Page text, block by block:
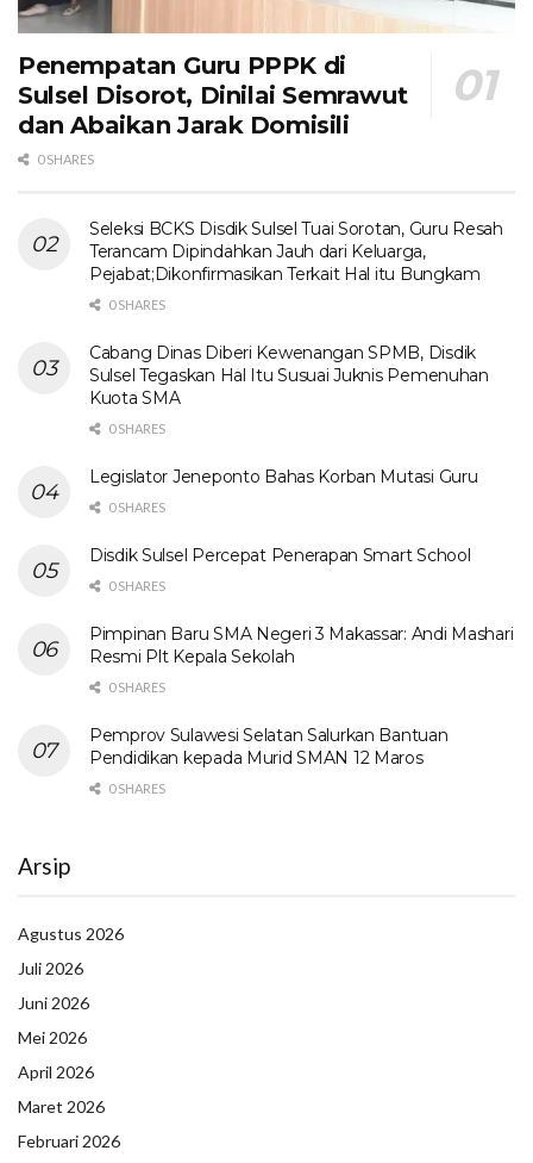
Penempatan Guru PPPK di
Sulsel Disorot, Dinilai Semrawut
dan Abaikan Jarak Domisili
0 SHARES
Seleksi BCKS Disdik Sulsel Tuai Sorotan, Guru Resah
Terancam Dipindahkan Jauh dari Keluarga,
Pejabat;Dikonfirmasikan Terkait Hal itu Bungkam
0 SHARES
Cabang Dinas Diberi Kewenangan SPMB, Disdik
Sulsel Tegaskan Hal Itu Susuai Juknis Pemenuhan
Kuota SMA
0 SHARES
Legislator Jeneponto Bahas Korban Mutasi Guru
0 SHARES
Disdik Sulsel Percepat Penerapan Smart School
0 SHARES
Pimpinan Baru SMA Negeri 3 Makassar: Andi Mashari
Resmi Plt Kepala Sekolah
0 SHARES
Pemprov Sulawesi Selatan Salurkan Bantuan
Pendidikan kepada Murid SMAN 12 Maros
0 SHARES
Arsip
Agustus 2026
Juli 2026
Juni 2026
Mei 2026
April 2026
Maret 2026
Februari 2026